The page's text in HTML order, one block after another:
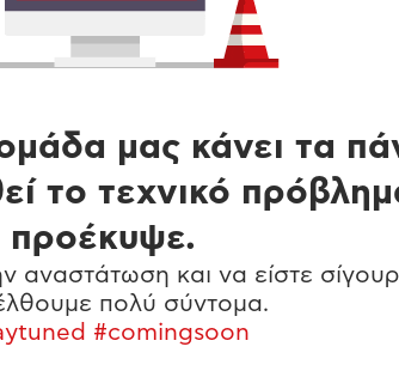
μας κάνει τα
το τεχνικό
προέκυψε.
αναστάτωση και να είστε
πολύ σύντομα.
#comingsoon